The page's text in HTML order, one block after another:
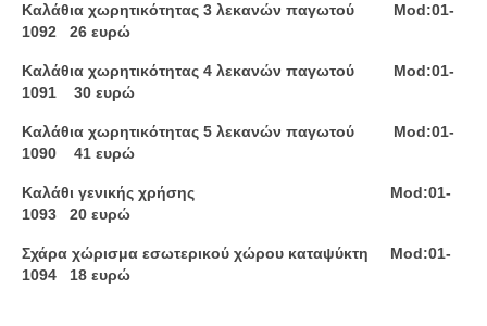
Καλάθια χωρητικότητας 3 λεκανών παγωτού Mod:01-
1092 26 ευρώ
Καλάθια χωρητικότητας 4 λεκανών παγωτού Mod:01-
1091 30 ευρώ
Καλάθια χωρητικότητας 5 λεκανών παγωτού Mod:01-
1090 41 ευρώ
Καλάθι γενικής χρήσης
Mod:01-
1093 20 ευρώ
Σχάρα χώρισμα εσωτερικού χώρου καταψύκτη
Mod:01-
1094 18 ευρώ